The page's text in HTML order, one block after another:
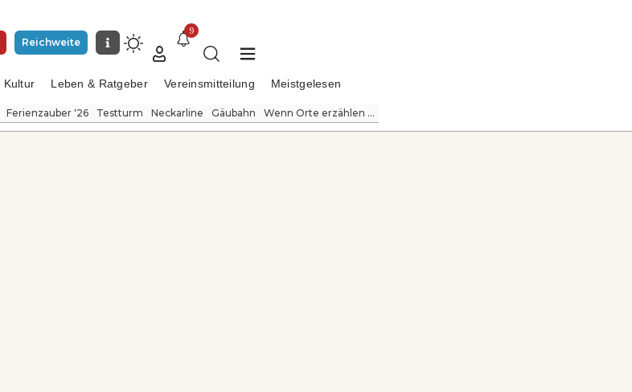
Reichweite
9
Kultur Leben & Ratgeber Vereinsmitteilung Meistgelesen
Ferienzauber '26 Testturm Neckarline Gäubahn Wenn Orte erzählen ...